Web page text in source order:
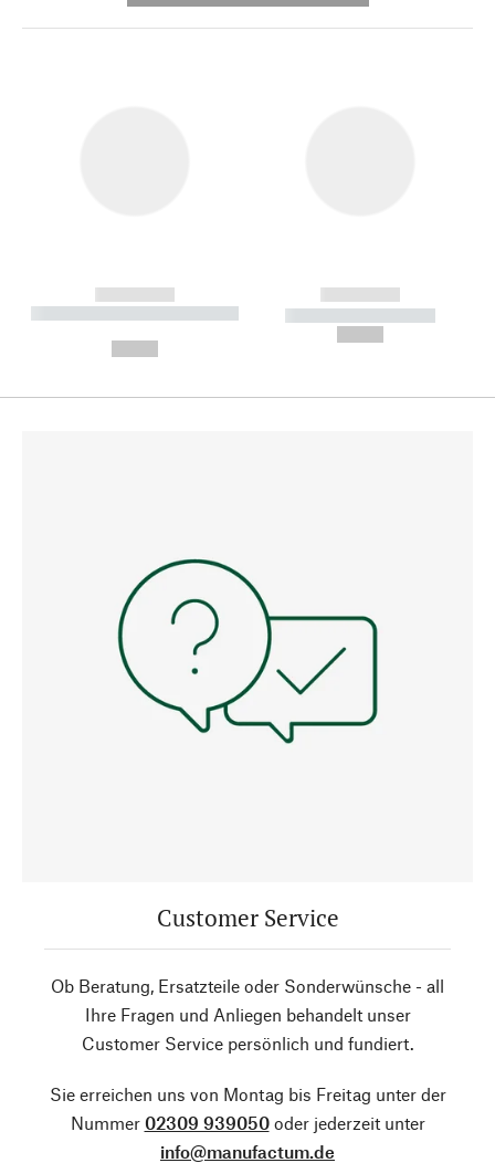
------------
----------- ----------- --------
------------
----------- -----------
Customer Service
Ob Beratung, Ersatzteile oder Sonderwünsche - all
Ihre Fragen und Anliegen behandelt unser
Customer Service persönlich und fundiert.
Sie erreichen uns von Montag bis Freitag unter der
Nummer 02309 939050oder jederzeit unter
info@manufactum.de